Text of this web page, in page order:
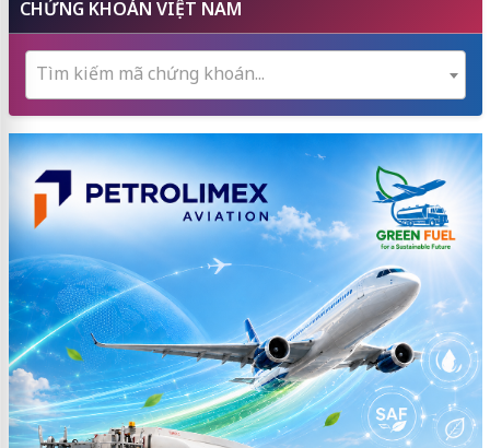
CHỨNG KHOÁN VIỆT NAM
Tìm kiếm mã chứng khoán...